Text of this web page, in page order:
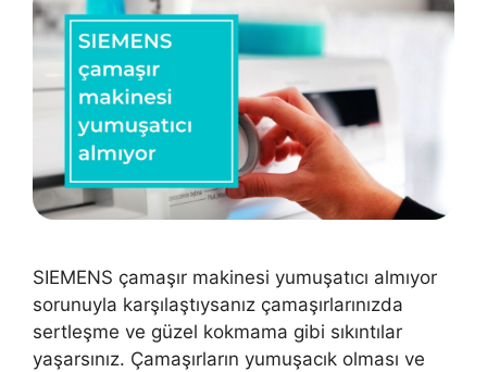
SIEMENS çamaşır makinesi yumuşatıcı almıyor
sorunuyla karşılaştıysanız çamaşırlarınızda
sertleşme ve güzel kokmama gibi sıkıntılar
yaşarsınız. Çamaşırların yumuşacık olması ve